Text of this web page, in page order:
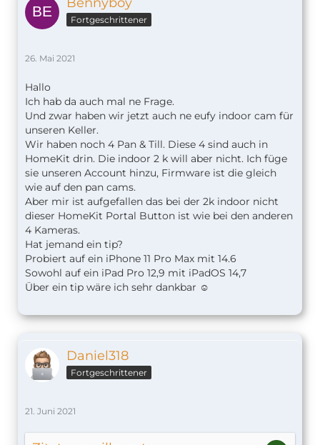
Fortgeschrittener
26. Mai 2021
Hallo
Ich hab da auch mal ne Frage.
Und zwar haben wir jetzt auch ne eufy indoor cam für
unseren Keller.
Wir haben noch 4 Pan & Till. Diese 4 sind auch in
HomeKit drin. Die indoor 2 k will aber nicht. Ich füge
sie unseren Account hinzu, Firmware ist die gleich
wie auf den pan cams.
Aber mir ist aufgefallen das bei der 2k indoor nicht
dieser HomeKit Portal Button ist wie bei den anderen
4 Kameras.
Hat jemand ein tip?
Probiert auf ein iPhone 11 Pro Max mit 14.6
Sowohl auf ein iPad Pro 12,9 mit iPadOS 14,7
Über ein tip wäre ich sehr dankbar ☺️
Daniel318
Fortgeschrittener
21. Juni 2021